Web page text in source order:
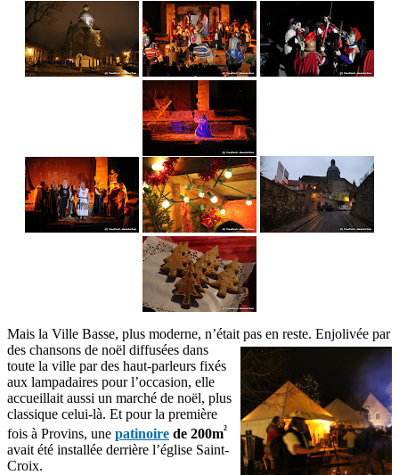
Mais la Ville Basse, plus moderne, n’était pas en reste. Enjolivée par
des chansons de noël diffusées dans
toute la ville par des haut-parleurs fixés
aux lampadaires pour l’occasion, elle
accueillait aussi un marché de noël, plus
classique celui-là. Et pour la première
fois à Provins, une patinoire de 200m²
avait été installée derrière l’église Saint-
Croix.